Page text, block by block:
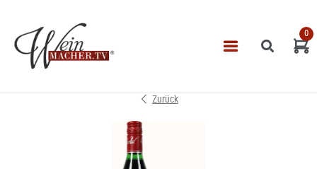
VINOTHEK
LEISTUNGEN
0
Zurück